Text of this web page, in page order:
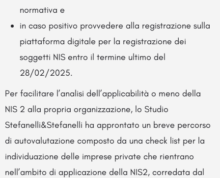
normativa e
in caso positivo provvedere alla registrazione sulla
piattaforma digitale per la registrazione dei
soggetti NIS entro il termine ultimo del
28/02/2025.
Per facilitare l’analisi dell’applicabilità o meno della
NIS 2 alla propria organizzazione, lo Studio
Stefanelli&Stefanelli ha approntato un breve percorso
di autovalutazione composto da una check list per la
individuazione delle imprese private che rientrano
nell’ambito di applicazione della NIS2, corredata dal